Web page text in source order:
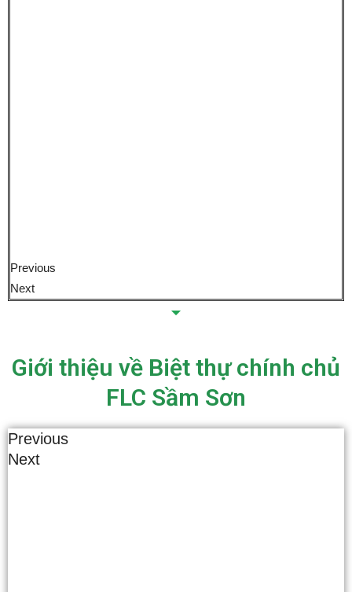
Previous
Next
Giới thiệu về Biệt thự chính chủ
FLC Sầm Sơn
Previous
Next